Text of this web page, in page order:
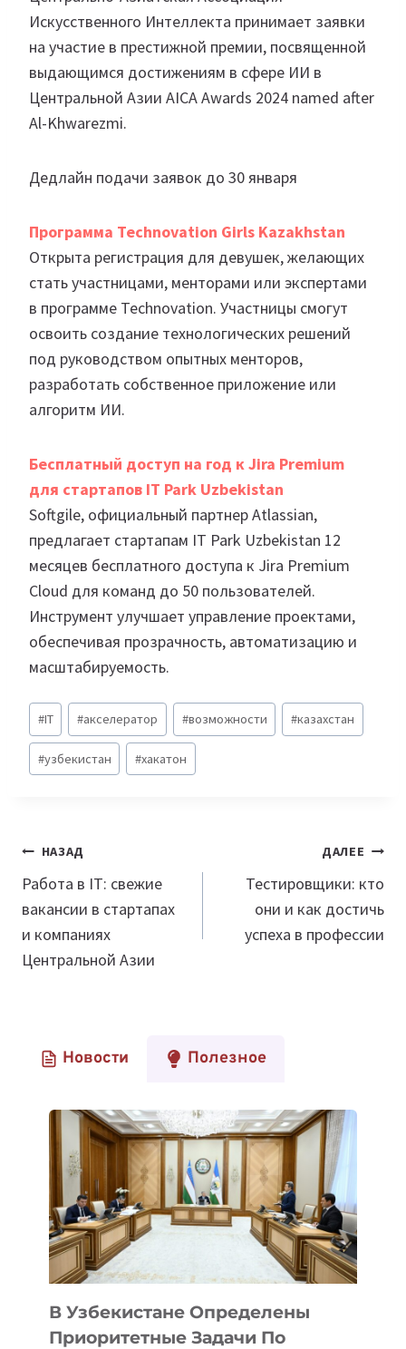
Искусственного Интеллекта принимает заявки
на участие в престижной премии, посвященной
выдающимся достижениям в сфере ИИ в
Центральной Азии AICA Awards 2024 named after
Al-Khwarezmi.
Дедлайн подачи заявок до 30 января
Программа Technovation Girls Kazakhstan
Открыта регистрация для девушек, желающих
стать участницами, менторами или экспертами
в программе Technovation. Участницы смогут
освоить создание технологических решений
под руководством опытных менторов,
разработать собственное приложение или
алгоритм ИИ.
Бесплатный доступ на год к Jira Premium
для стартапов IT Park Uzbekistan
Softgile, официальный партнер Atlassian,
предлагает стартапам IT Park Uzbekistan 12
месяцев бесплатного доступа к Jira Premium
Cloud для команд до 50 пользователей.
Инструмент улучшает управление проектами,
обеспечивая прозрачность, автоматизацию и
масштабируемость.
Метки
записи:
#IT #акселератор #возможности #казахстан
#узбекистан #хакатон
Навигация
по
записям
НАЗАД
Работа в IT: свежие
вакансии в стартапах
и компаниях
Центральной Азии
ДАЛЕЕ
Тестировщики: кто
они и как достичь
успеха в профессии
Новости Полезное
В Узбекистане Определены
Приоритетные Задачи По